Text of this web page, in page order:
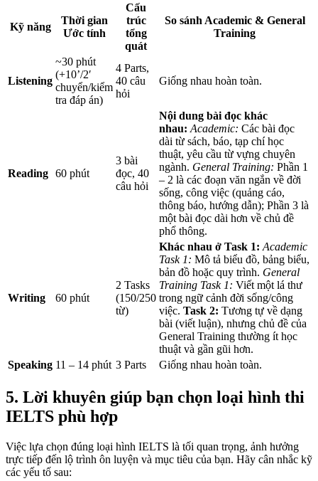
Kỹ năng
Thời gian
Ước tính
Cấu
trúc
tổng
quát
So sánh Academic & General
Training
Listening
~30 phút
(+10’/2′
chuyển/kiểm
tra đáp án)
4 Parts,
40 câu
hỏi
Giống nhau hoàn toàn.
Reading 60 phút
3 bài
đọc, 40
câu hỏi
Nội dung bài đọc khác
nhau: Academic: Các bài đọc
dài từ sách, báo, tạp chí học
thuật, yêu cầu từ vựng chuyên
ngành. General Training: Phần 1
– 2 là các đoạn văn ngắn về đời
sống, công việc (quảng cáo,
thông báo, hướng dẫn); Phần 3 là
một bài đọc dài hơn về chủ đề
phổ thông.
Writing 60 phút
2 Tasks
(150/250
từ)
Khác nhau ở Task 1: Academic
Task 1: Mô tả biểu đồ, bảng biểu,
bản đồ hoặc quy trình. General
Training Task 1: Viết một lá thư
trong ngữ cảnh đời sống/công
việc. Task 2: Tương tự về dạng
bài (viết luận), nhưng chủ đề của
General Training thường ít học
thuật và gần gũi hơn.
Speaking 11 – 14 phút 3 Parts Giống nhau hoàn toàn.
5. Lời khuyên giúp bạn chọn loại hình thi
IELTS phù hợp
Việc lựa chọn đúng loại hình IELTS là tối quan trọng, ảnh hưởng
trực tiếp đến lộ trình ôn luyện và mục tiêu của bạn. Hãy cân nhắc kỹ
các yếu tố sau: